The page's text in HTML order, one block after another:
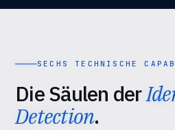
SECHS TECHNISCHE
Die Säulen der
Detection.